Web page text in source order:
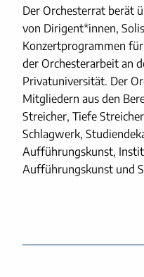
Der Orchesterrat berät
von Dirigent*innen,
Konzertprogrammen
der Orchesterarbeit an
Privatuniversität. Der
Mitgliedern aus den
Streicher, Tiefe
Schlagwerk,
Aufführungskunst,
Aufführungskunst und